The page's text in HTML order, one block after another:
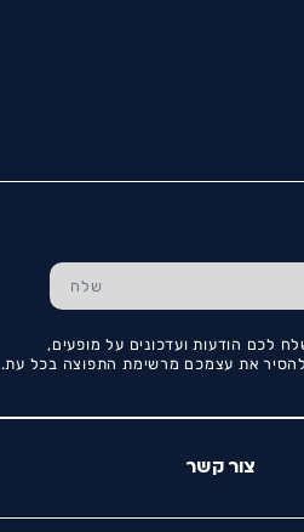
לכם הודעות ועדכונים על מופעים,
להסיר את עצמכם מרשימת התפוצה בכל עת.
צור קשר